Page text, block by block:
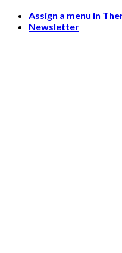
Skip
Assign a menu in
Newsletter